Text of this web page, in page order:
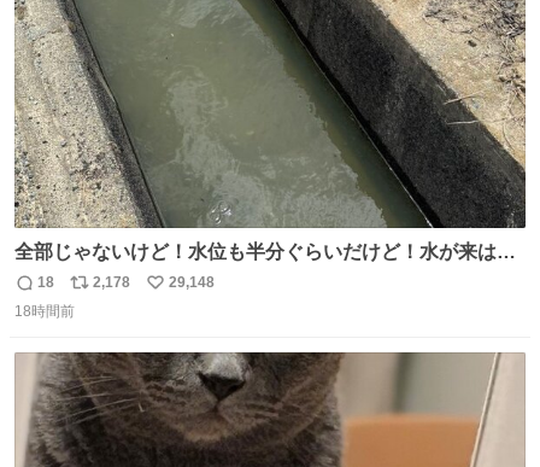
過去例↓
数
全部じゃないけど！水位も半分ぐらいだけど！水が来はじ
めたよ！！！ 作業してくれた方々ありがとーーー
ー！！！！！！！！！！！！！！！！！！！！！！！！！
返
信
18
リ
ポ
ト
数
2,178
い
数
29,148
18時間前